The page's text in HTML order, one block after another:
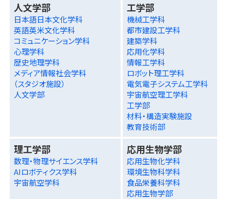
人文学部
日本語日本文化学科
英語英米文化学科
コミュニケーション学科
心理学科
歴史地理学科
メディア情報社会学科
（スタジオ施設）
人文学部
工学部
機械工学科
都市建設工学科
建築学科
応用化学科
情報工学科
ロボット理工学科
電気電子システム工学科
宇宙航空理工学科
工学部
材料・構造実験施設
教育技術部
理工学部
数理・物理サイエンス学科
AIロボティクス学科
宇宙航空学科
応用生物学部
応用生物化学科
環境生物科学科
食品栄養科学科
応用生物学部